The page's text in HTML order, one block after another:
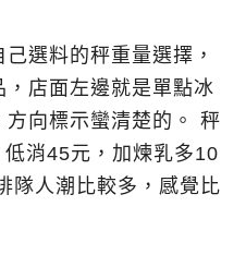
己選料的秤重量選擇，
店面左邊就是單點冰
向標示蠻清楚的。 秤
消45元，加煉乳多10
隊人潮比較多，感覺比